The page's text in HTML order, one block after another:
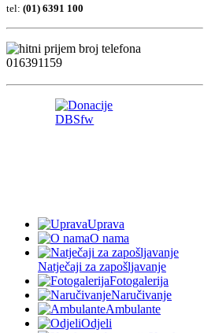
tel: (01) 6391 100
Uprava
O nama
Natječaji za zapošljavanje
Fotogalerija
Naručivanje
Ambulante
Odjeli